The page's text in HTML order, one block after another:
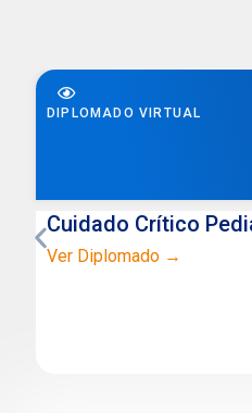
DIPLOMADO VIRTUAL
Cuidado Crítico
Ver Diplomado →